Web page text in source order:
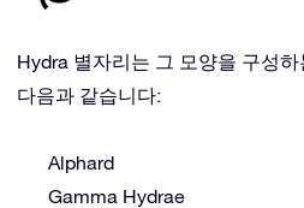
Hydra 별자리는 그 모양을 구성
다음과 같습니다:
Alphard
Gamma Hydrae